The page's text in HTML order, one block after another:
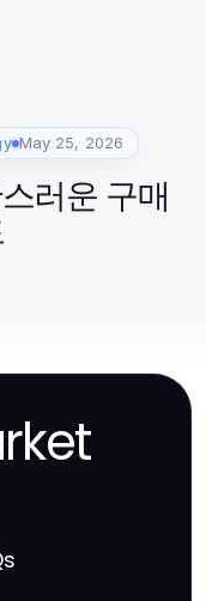
May 25, 2026
러운 구매